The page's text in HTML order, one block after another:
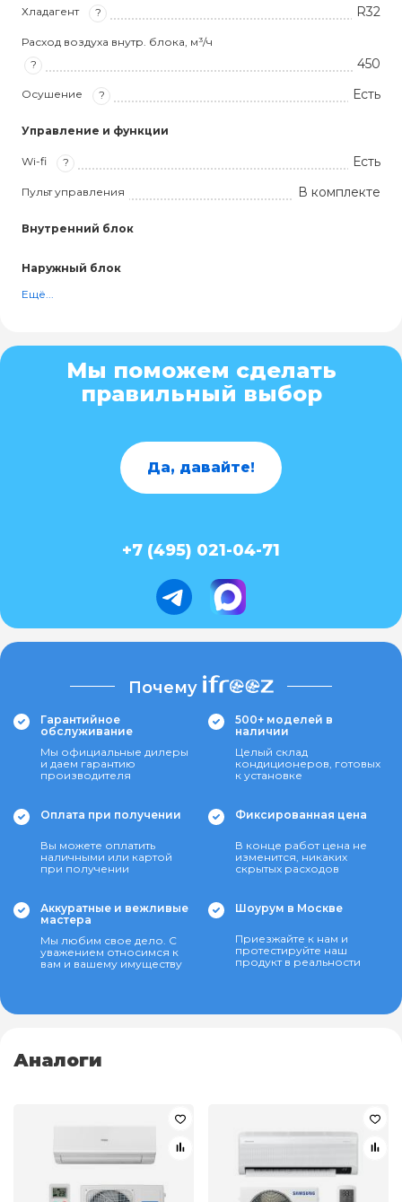
Хладагент ? R32
Расход воздуха внутр. блока, м³/ч
?
450
Осушение ? Есть
Управление и функции
Wi-fi ? Есть
Пульт управления В комплекте
Внутренний блок
Наружный блок
Ещё...
Мы поможем сделать
правильный выбор
Да, давайте!
+7 (495) 021-04-71
Почему
Гарантийное
обслуживание
Мы официальные дилеры
и даем гарантию
производителя
500+ моделей в
наличии
Целый склад
кондиционеров, готовых
к установке
Оплата при получении
Вы можете оплатить
наличными или картой
при получении
Фиксированная цена
В конце работ цена не
изменится, никаких
скрытых расходов
Аккуратные и вежливые
мастера
Мы любим свое дело. С
уважением относимся к
вам и вашему имуществу
Шоурум в Москве
Приезжайте к нам и
протестируйте наш
продукт в реальности
Аналоги